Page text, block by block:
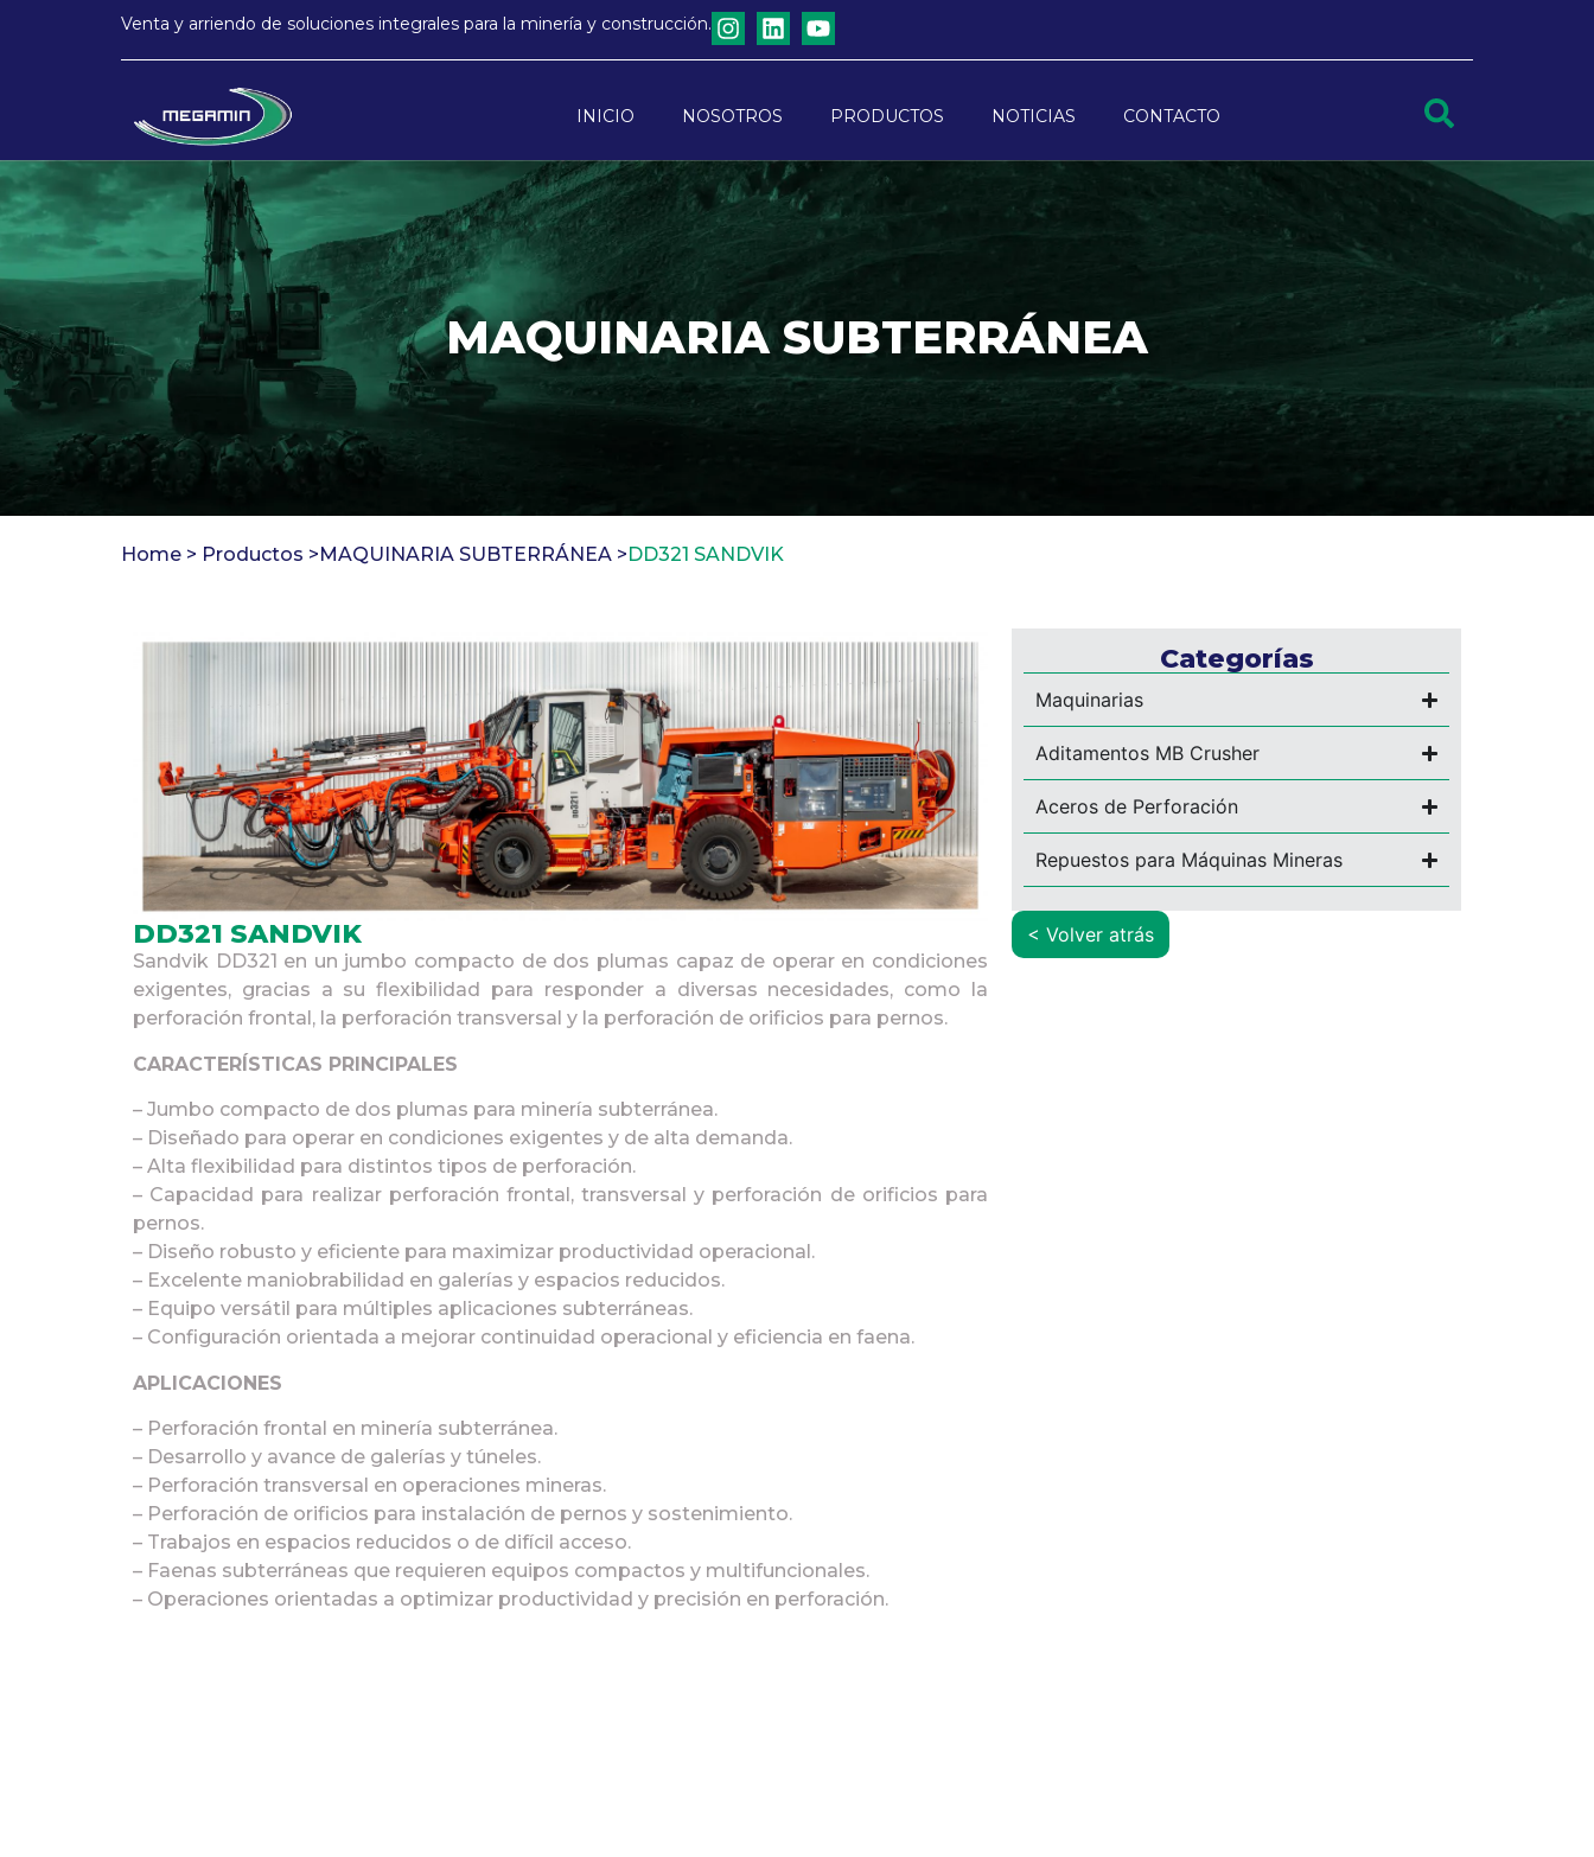
Venta y arriendo de soluciones integrales para la minería y construcción.
INICIO NOSOTROS PRODUCTOS NOTICIAS CONTACTO
MAQUINARIA SUBTERRÁNEA
Home > Productos > MAQUINARIA SUBTERRÁNEA > DD321 SANDVIK
DD321 SANDVIK
Sandvik DD321 en un jumbo compacto de dos plumas capaz de operar en condiciones
exigentes, gracias a su flexibilidad para responder a diversas necesidades, como la
perforación frontal, la perforación transversal y la perforación de orificios para pernos.
CARACTERÍSTICAS PRINCIPALES
– Jumbo compacto de dos plumas para minería subterránea.
– Diseñado para operar en condiciones exigentes y de alta demanda.
– Alta flexibilidad para distintos tipos de perforación.
– Capacidad para realizar perforación frontal, transversal y perforación de orificios para
pernos.
– Diseño robusto y eficiente para maximizar productividad operacional.
– Excelente maniobrabilidad en galerías y espacios reducidos.
– Equipo versátil para múltiples aplicaciones subterráneas.
– Configuración orientada a mejorar continuidad operacional y eficiencia en faena.
APLICACIONES
– Perforación frontal en minería subterránea.
– Desarrollo y avance de galerías y túneles.
– Perforación transversal en operaciones mineras.
– Perforación de orificios para instalación de pernos y sostenimiento.
– Trabajos en espacios reducidos o de difícil acceso.
– Faenas subterráneas que requieren equipos compactos y multifuncionales.
– Operaciones orientadas a optimizar productividad y precisión en perforación.
Categorías
Maquinarias
Aditamentos MB Crusher
Aceros de Perforación
Repuestos para Máquinas Mineras
<MAQUINARIA
SUBTERRÁNEA